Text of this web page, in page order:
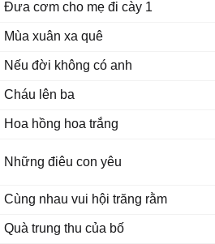
Đưa cơm cho mẹ đi cày 1
Mùa xuân xa quê
Nếu đời không có anh
Cháu lên ba
Hoa hồng hoa trắng
Những điêu con yêu
Cùng nhau vui hội trăng rằm
Quà trung thu của bố